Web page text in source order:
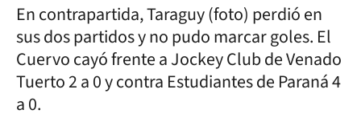
En contrapartida, Taraguy (foto) perdió en
sus dos partidos y no pudo marcar goles. El
Cuervo cayó frente a Jockey Club de Venado
Tuerto 2 a 0 y contra Estudiantes de Paraná 4
a 0.